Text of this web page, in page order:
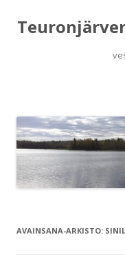
AVAINSANA-ARKISTO: